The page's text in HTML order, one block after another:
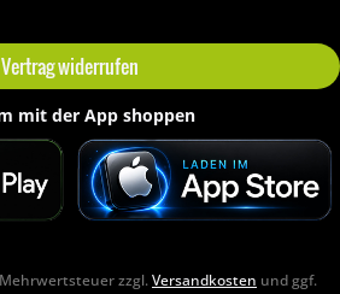
Vertrag widerrufen
mit der App shoppen
zzgl.Versandkosten und ggf.